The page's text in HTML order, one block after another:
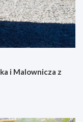
i Malownicza z